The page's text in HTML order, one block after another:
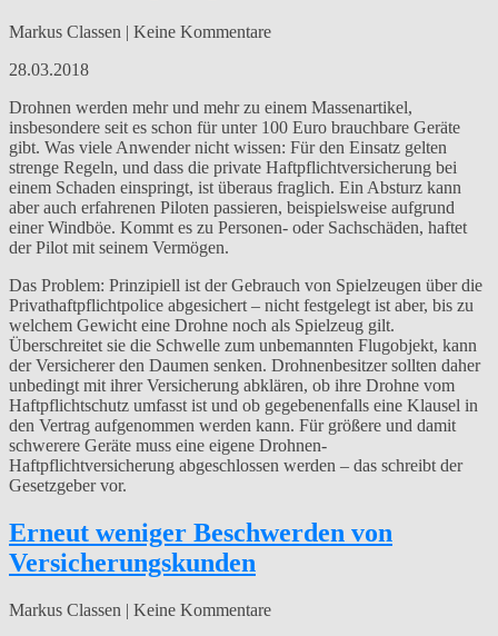
Markus Classen | Keine Kommentare
28.03.2018
Drohnen werden mehr und mehr zu einem Massenartikel,
insbesondere seit es schon für unter 100 Euro brauchbare Geräte
gibt. Was viele Anwender nicht wissen: Für den Einsatz gelten
strenge Regeln, und dass die private Haftpflichtversicherung bei
einem Schaden einspringt, ist überaus fraglich. Ein Absturz kann
aber auch erfahrenen Piloten passieren, beispielsweise aufgrund
einer Windböe. Kommt es zu Personen- oder Sachschäden, haftet
der Pilot mit seinem Vermögen.
Das Problem: Prinzipiell ist der Gebrauch von Spielzeugen über die
Privathaftpflichtpolice abgesichert – nicht festgelegt ist aber, bis zu
welchem Gewicht eine Drohne noch als Spielzeug gilt.
Überschreitet sie die Schwelle zum unbemannten Flugobjekt, kann
der Versicherer den Daumen senken. Drohnenbesitzer sollten daher
unbedingt mit ihrer Versicherung abklären, ob ihre Drohne vom
Haftpflichtschutz umfasst ist und ob gegebenenfalls eine Klausel in
den Vertrag aufgenommen werden kann. Für größere und damit
schwerere Geräte muss eine eigene Drohnen-
Haftpflichtversicherung abgeschlossen werden – das schreibt der
Gesetzgeber vor.
Erneut weniger Beschwerden von
Versicherungskunden
Markus Classen | Keine Kommentare